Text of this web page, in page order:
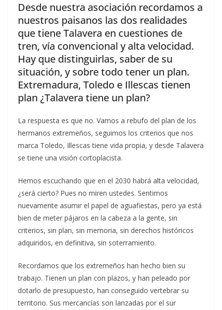
Desde nuestra asociación recordamos a
nuestros paisanos las dos realidades
que tiene Talavera en cuestiones de
tren, vía convencional y alta velocidad.
Hay que distinguirlas, saber de su
situación, y sobre todo tener un plan.
Extremadura, Toledo e Illescas tienen
plan ¿Talavera tiene un plan?
La respuesta es que no. Vamos a rebufo del plan de los
hermanos extremeños, seguimos los criterios que nos
marca Toledo, Illescas tiene vida propia, y desde Talavera
se tiene una visión cortoplacista.
Hemos escuchando que en el 2030 habrá alta velocidad,
¿será cierto? Pues no miren ustedes. Sentimos
nuevamente asumir el papel de aguafiestas, pero ya está
bien de meter pájaros en la cabeza a la gente, sin
criterios, sin plan, sin memoria, sin derechos históricos
adquiridos, en definitiva, sin soterramiento.
Recordamos que los extremeños han hecho bien su
trabajo. Tienen un plan con plazos, y han peleado por
dotarlo de presupuesto, han conseguido vertebrar su
territorio. Sus mercancías son lanzadas por el sur